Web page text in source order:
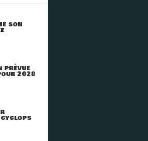
SON
2028